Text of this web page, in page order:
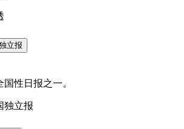
立报
性日报之一。
独立报